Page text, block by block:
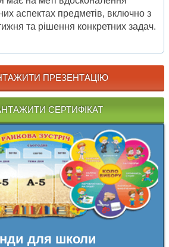
аспектах предметів, включно з
та рішення конкретних задач.
ПРЕЗЕНТАЦІЮ
СЕРТИФІКАТ
для школи